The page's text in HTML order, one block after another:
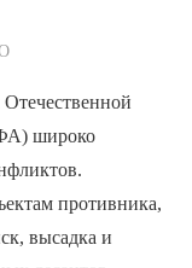
широко
противника,
высадка и